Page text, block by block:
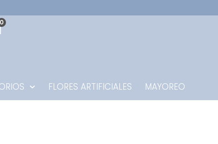
0
FLORES ARTIFICIALES MAYOREO